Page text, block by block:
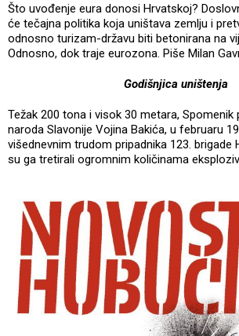
Što uvođenje eura donosi Hrvatskoj?
će tečajna politika koja uništava zemlju i
odnosno turizam-državu biti betonirana na
Odnosno, dok traje eurozona. Piše Milan
Godišnjica uništenja
Težak 200 tona i visok 30 metara, Spomenik
naroda Slavonije Vojina Bakića, u februaru
višednevnim trudom pripadnika 123. brigade
su ga tretirali ogromnim količinama